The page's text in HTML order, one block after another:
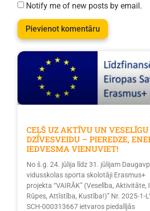
Notify me of new posts by email.
CEĻŠ UZ AKTĪVU UN VESELĪGU
DZĪVESVEIDU – PIEREDZE,
IEDVESMA VIENUVIET!
No š.g. 24. jūlija līdz 31. jūlijam
vidusskolas sporta skolotāji Erasmus+
projekta “VAIRĀK” (Veselība, Aktivitāte,
Rūpes, Attīstība, Kustība!)” Nr. 2025-1-
SCH-000313667 ietvaros piedalījās